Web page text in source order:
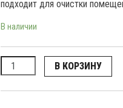
подходит для очистки
В наличии
Количество В КОРЗИНУ